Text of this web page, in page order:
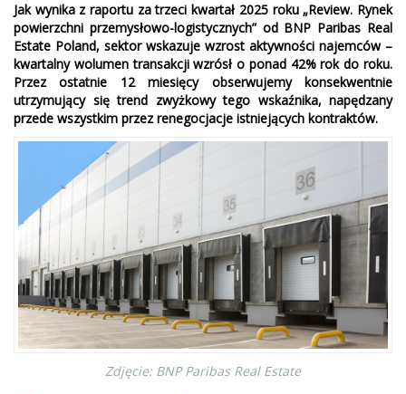
Jak wynika z raportu za trzeci kwartał 2025 roku „Review. Rynek
powierzchni przemysłowo-logistycznych” od BNP Paribas Real
Estate Poland, sektor wskazuje wzrost aktywności najemców –
kwartalny wolumen transakcji wzrósł o ponad 42% rok do roku.
Przez ostatnie 12 miesięcy obserwujemy konsekwentnie
utrzymujący się trend zwyżkowy tego wskaźnika, napędzany
przede wszystkim przez renegocjacje istniejących kontraktów.
Zdjęcie: BNP Paribas Real Estate